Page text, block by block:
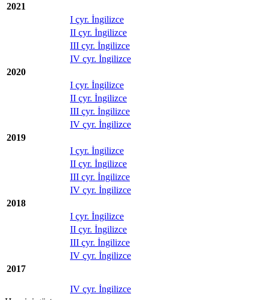
2021
I çyr. İngilizce
II çyr. İngilizce
III çyr. İngilizce
IV çyr. İngilizce
2020
I çyr. İngilizce
II çyr. İngilizce
III çyr. İngilizce
IV çyr. İngilizce
2019
I çyr. İngilizce
II çyr. İngilizce
III çyr. İngilizce
IV çyr. İngilizce
2018
I çyr. İngilizce
II çyr. İngilizce
III çyr. İngilizce
IV çyr. İngilizce
2017
IV çyr. İngilizce